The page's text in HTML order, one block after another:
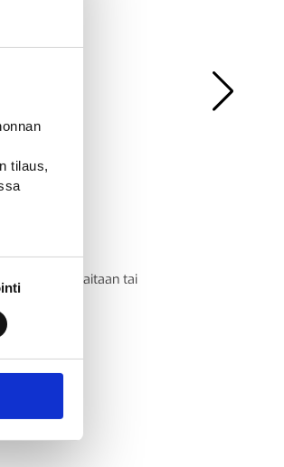
tilaus,
vaivattomasti aitaan tai